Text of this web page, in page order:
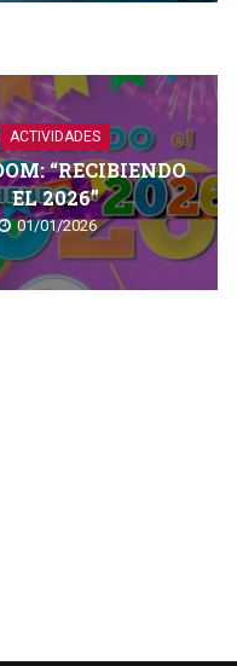
ACTIVIDADES
“RECIBIENDO
EL 2026”
01/01/2026